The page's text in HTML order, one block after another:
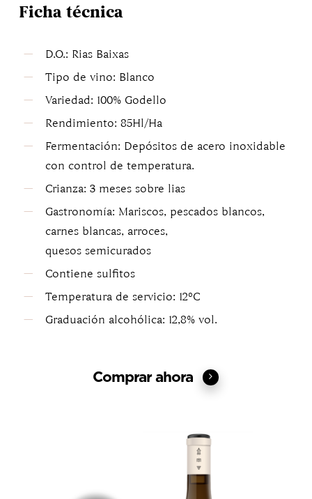
Ficha técnica
D.O.: Rias Baixas
Tipo de vino: Blanco
Variedad: 100% Godello
Rendimiento: 85Hl/Ha
Fermentación: Depósitos de acero inoxidable
con control de temperatura.
Crianza: 3 meses sobre lias
Gastronomía: Mariscos, pescados blancos,
carnes blancas, arroces,
quesos semicurados
Contiene sulfitos
Temperatura de servicio: 12ºC
Graduación alcohólica: 12,8% vol.
Comprar ahora